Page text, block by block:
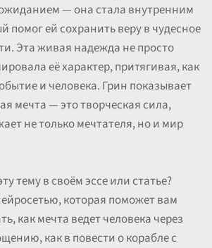
— она стала внутренним
помог ей сохранить веру в чудесное
Эта живая надежда не просто
её характер, притягивая, как
и человека. Грин показывает
мечта — это творческая сила,
не только мечтателя, но и мир
тему в своём эссе или статье?
которая поможет вам
как мечта ведет человека через
как в повести о корабле с